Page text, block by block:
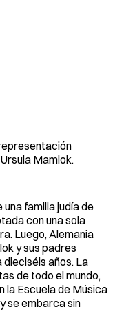
Mamlok.
una familia judía de
con una sola
Luego, Alemania
y sus padres
dieciséis años. La
de todo el mundo,
la Escuela de Música
se embarca sin